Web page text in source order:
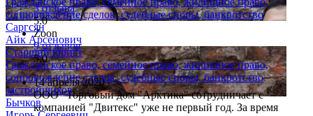
сопровождение сделок, судебные споры, банкротство
Саргсян
Айк Арсенович
Старший юрист
Гражданское право, семейное право, жилищное право,
сопровождение сделок, судебные споры, банкротство
застройщиков
Бычков
3 отзыва
5.0
Zoon
9 отзывов
5.0
14 апреля 2020
ООО "Торговый дом "Арктика" сотрудничает с
компанией "Двитекс" уже не первый год. За время